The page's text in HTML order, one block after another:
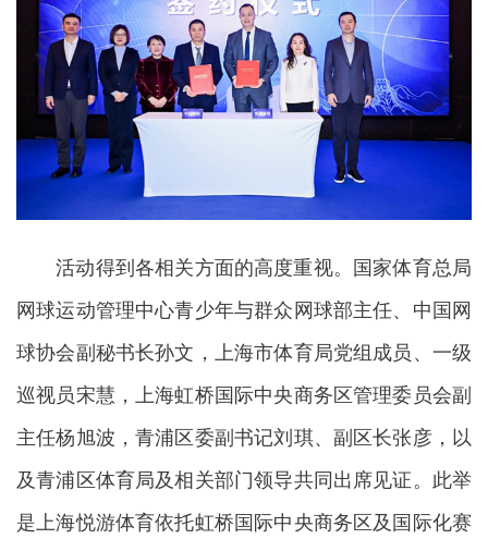
活动得到各相关方面的高度重视。国家体育总局
网球运动管理中心青少年与群众网球部主任、中国网
球协会副秘书长孙文，上海市体育局党组成员、一级
巡视员宋慧，上海虹桥国际中央商务区管理委员会副
主任杨旭波，青浦区委副书记刘琪、副区长张彦，以
及青浦区体育局及相关部门领导共同出席见证。此举
是上海悦游体育依托虹桥国际中央商务区及国际化赛